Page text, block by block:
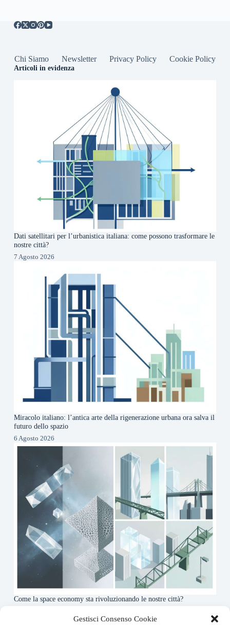
Gestisci Consenso Cookie
Chi Siamo Newsletter Privacy Policy Cookie Policy
Articoli in evidenza
Dati satellitari per l’urbanistica italiana: come possono trasformare le
nostre città?
7 Agosto 2026
Miracolo italiano: l’antica arte della rigenerazione urbana ora salva il
futuro dello spazio
6 Agosto 2026
Come la space economy sta rivoluzionando le nostre città?